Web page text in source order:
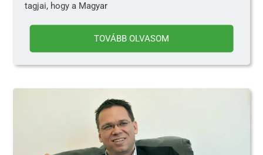
tagjai, hogy a Magyar
TOVÁBB OLVASOM